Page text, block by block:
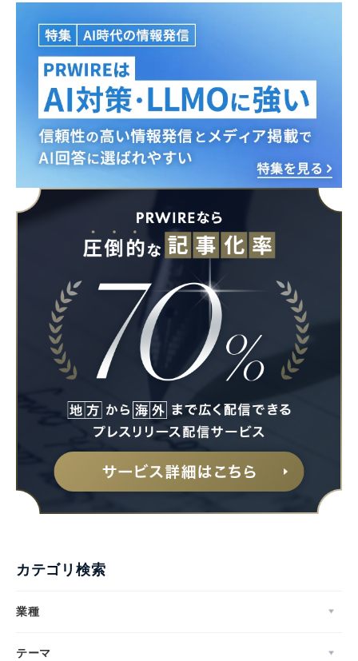
カテゴリ検索
業種
テーマ